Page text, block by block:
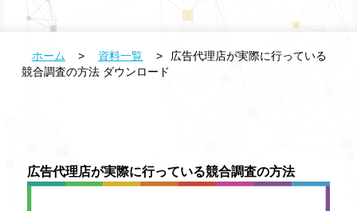
ホーム > 資料一覧 >
広告代理店が実際に行っている
競合調査の方法 ダウンロード
広告代理店が実際に行っている競合調査の方法